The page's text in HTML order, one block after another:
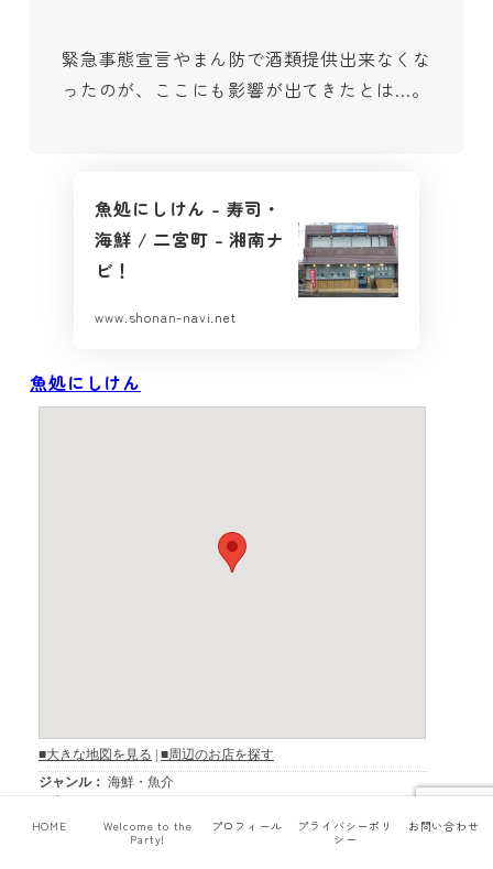
緊急事態宣言やまん防で酒類提供出来なくな
ったのが、ここにも影響が出てきたとは…。
魚処にしけん – 寿司・
海鮮 / 二宮町 – 湘南ナ
ビ！
www.shonan-navi.net
魚処にしけん
HOME
Welcome to the
Party!
プロフィール
プライバシーポリ
シー
お問い合わせ